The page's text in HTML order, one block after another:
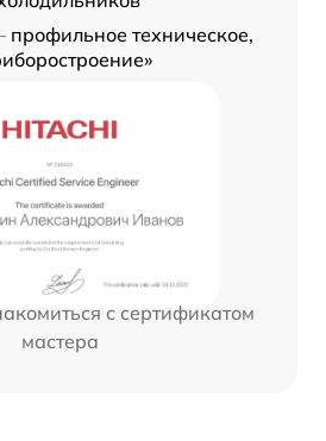
профильное техническое,
с сертификатом
мастера